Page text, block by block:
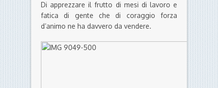
Di apprezzare il frutto di mesi di lavoro e
fatica di gente che di coraggio forza
d’animo ne ha davvero da vendere.